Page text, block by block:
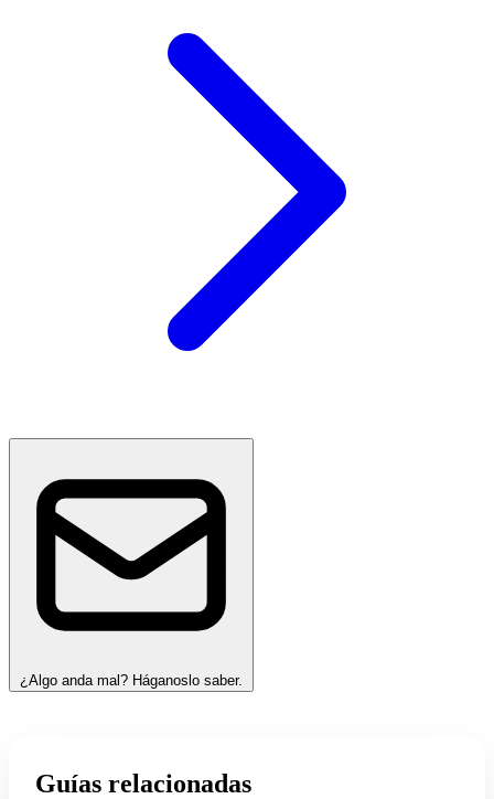
¿Algo anda mal? Háganoslo saber.
Guías relacionadas